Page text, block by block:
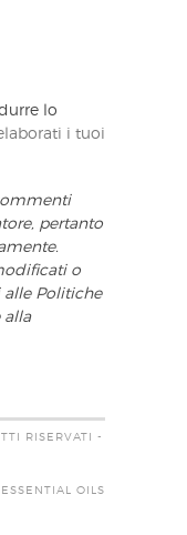
lo
i tuoi
pertanto
o
alle Politiche
alla
RISERVATI -
OILS